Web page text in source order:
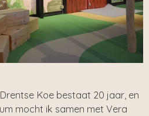
Koe bestaat 20 jaar, en
mocht ik samen met Vera